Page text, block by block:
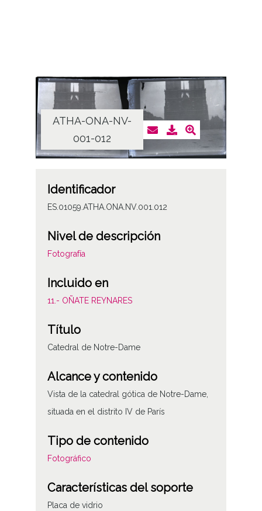
ATHA-ONA-NV-
001-012
Identificador
ES.01059.ATHA.ONA.NV.001.012
Nivel de descripción
Fotografía
Incluido en
11.- OÑATE REYNARES
Título
Catedral de Notre-Dame
Alcance y contenido
Vista de la catedral gótica de Notre-Dame,
situada en el distrito IV de París
Tipo de contenido
Fotográfico
Características del soporte
Placa de vidrio